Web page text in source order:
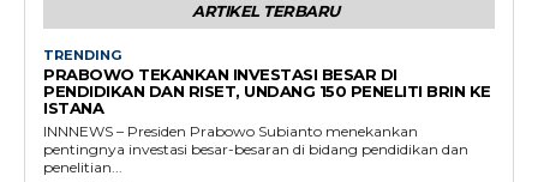
ARTIKEL TERBARU
TRENDING
PRABOWO TEKANKAN INVESTASI BESAR DI
PENDIDIKAN DAN RISET, UNDANG 150 PENELITI BRIN KE
ISTANA
INNNEWS – Presiden Prabowo Subianto menekankan
pentingnya investasi besar-besaran di bidang pendidikan dan
penelitian...